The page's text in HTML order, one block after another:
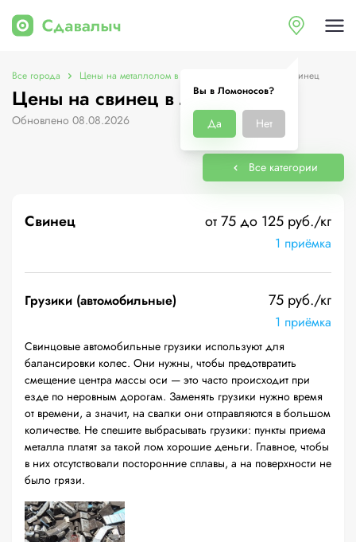
Вы в Ломоносов?
Да Нет
Все города Цены на металлолом в Ломоносов Цены на свинец
Цены на свинец в Ломоносов
Обновлено 08.08.2026
Все категории
Свинец от 75 до 125 руб./кг
1 приёмка
Грузики (автомобильные) 75 руб./кг
1 приёмка
Свинцовые автомобильные грузики используют для
балансировки колес. Они нужны, чтобы предотвратить
смещение центра массы оси — это часто происходит при
езде по неровным дорогам. Заменять грузики нужно время
от времени, а значит, на свалки они отправляются в большом
количестве. Не спешите выбрасывать грузики: пункты приема
металла платят за такой лом хорошие деньги. Главное, чтобы
в них отсутствовали посторонние сплавы, а на поверхности не
было грязи.